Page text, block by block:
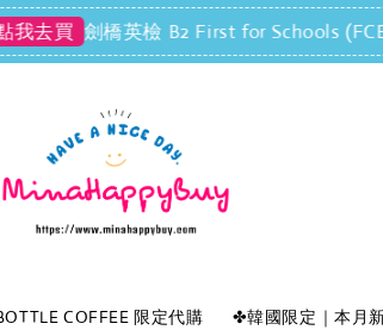
買 劍橋英檢 B2 First for Schools (FCE)
COFFEE 限定代購 ✤韓國限定｜本月